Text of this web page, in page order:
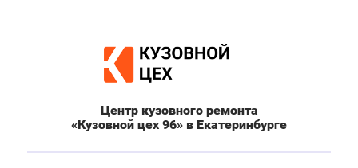
Центр кузовного ремонта
«Кузовной цех 96» в Екатеринбурге